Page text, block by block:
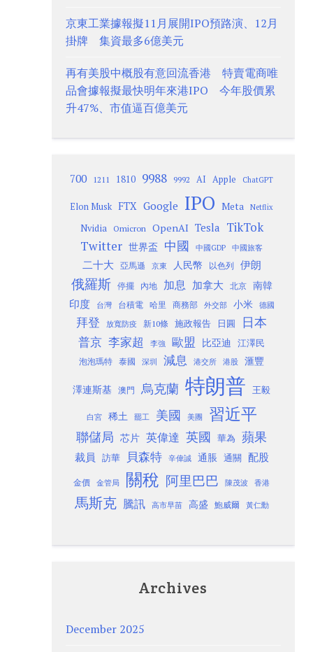
京東工業據報擬11月展開IPO預路演、12月
掛牌 集資最多6億美元
再有美股中概股有意回流香港 特賣電商唯
品會據報擬最快明年來港IPO 今年股價累
升47%、市值逼百億美元
700 1211 1810 9988 9992 AI Apple ChatGPT
Elon Musk FTX Google IPO Meta Netflix
Nvidia Omicron OpenAI Tesla TikTok
Twitter 世界盃 中國 中國GDP 中國旅客
二十大 亞馬遜 京東 人民幣 以色列 伊朗
俄羅斯 停擺 內地 加息 加拿大 北京
南韓
印度
台灣 台積電 哈里 商務部 外交部 小米 德國
拜登 放寬防疫 新10條 施政報告 日圓 日本
普京 李家超 李強 歐盟 比亞迪 江澤民
泡泡瑪特 泰國 深圳 減息 港交所 港股 滙豐
澤連斯基 澳門 烏克蘭 特朗普 王毅
白宮 稀土 罷工 美國 美團 習近平
聯儲局 芯片 英偉達 英國 華為 蘋果
裁員 訪華 貝森特 辛偉誠 通脹 通關 配股
金價 金管局 關稅 阿里巴巴 陳茂波 香港
馬斯克 騰訊 高市早苗 高盛 鮑威爾 黃仁勳
Archives
December 2025